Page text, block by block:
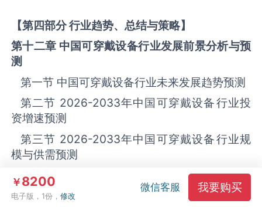
【第四部分 行业趋势、总结与策略】
第十二章 中国可穿戴设备行业发展前景分析与预
测
第一节 中国‌‌‌‌‌‌可穿戴设备‌‌‌‌‌‌‌‌‌‌‌‌‌‌‌‌‌‌行业未来发展趋势预测
第二节 2026-2033年中国‌‌‌‌‌‌可穿戴设备‌‌‌‌‌‌‌‌‌‌‌‌‌‌‌‌‌‌行业投
资增速预测
第三节 2026-2033年中国‌‌‌‌‌‌可穿戴设备‌‌‌‌‌‌‌‌‌‌‌‌‌‌‌‌‌‌行业规
模与供需预测
一、2026-2033
年中国‌‌‌‌‌‌可穿戴设备‌‌‌‌‌‌‌‌‌‌‌‌‌‌‌‌‌‌行业市场
规模与增速预测
￥8200
电子版，1份，修改
微信客服 我要购买